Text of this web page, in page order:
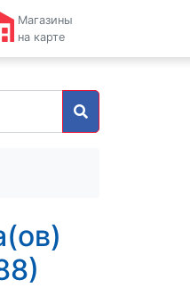
Магазины
на карте